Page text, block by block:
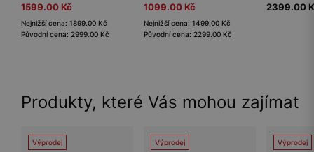
1599.00 Kč
Nejnižší cena: 1899.00 Kč
Původní cena: 2999.00 Kč
1099.00 Kč
Nejnižší cena: 1499.00 Kč
Původní cena: 2299.00 Kč
2399.00
Produkty, které Vás mohou zajímat
Výprodej Výprodej Výprodej